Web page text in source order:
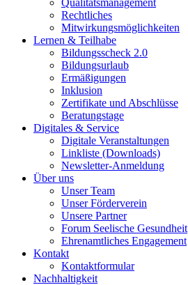
Qualitätsmanagement
Rechtliches
Mitwirkungsmöglichkeiten
Lernen & Teilhabe
Bildungsscheck 2.0
Bildungsurlaub
Ermäßigungen
Inklusion
Zertifikate und Abschlüsse
Beratungstage
Digitales & Service
Digitale Veranstaltungen
Linkliste (Downloads)
Newsletter-Anmeldung
Über uns
Unser Team
Unser Förderverein
Unsere Partner
Forum Seelische Gesundheit
Ehrenamtliches Engagement
Kontakt
Kontaktformular
Nachhaltigkeit